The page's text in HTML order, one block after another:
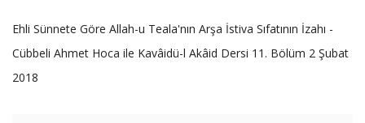
Ehli Sünnete Göre Allah-u Teala'nın Arşa İstiva Sıfatının İzahı -
Cübbeli Ahmet Hoca ile Kavâidü-l Akâid Dersi 11. Bölüm 2 Şubat
2018